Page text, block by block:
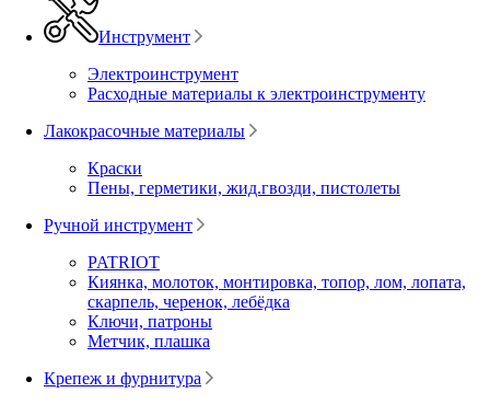
Инструмент
Электроинструмент
Расходные материалы к электроинструменту
Лакокрасочные материалы
Краски
Пены, герметики, жид.гвозди, пистолеты
Ручной инструмент
PATRIOT
Киянка, молоток, монтировка, топор, лом, лопата,
скарпель, черенок, лебёдка
Ключи, патроны
Метчик, плашка
Крепеж и фурнитура